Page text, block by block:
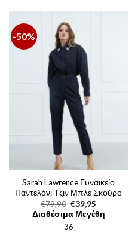
-50%
Sarah Lawrence Γυναικείο
Παντελόνι Τζιν Μπλε Σκούρο
€79,90 Original
price
was:
€79,90.
€39,95
τρέχουσα
τιμή
Διαθέσιμα Μεγέθη
36